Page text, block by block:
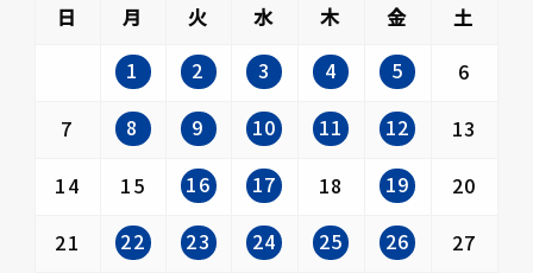
日
月 火 水 木 金
土
1
2 3 4 5
6
7
8 9 10 11 12
13
14
15 16 17 18 19
20
21
22 23 24 25 26
27